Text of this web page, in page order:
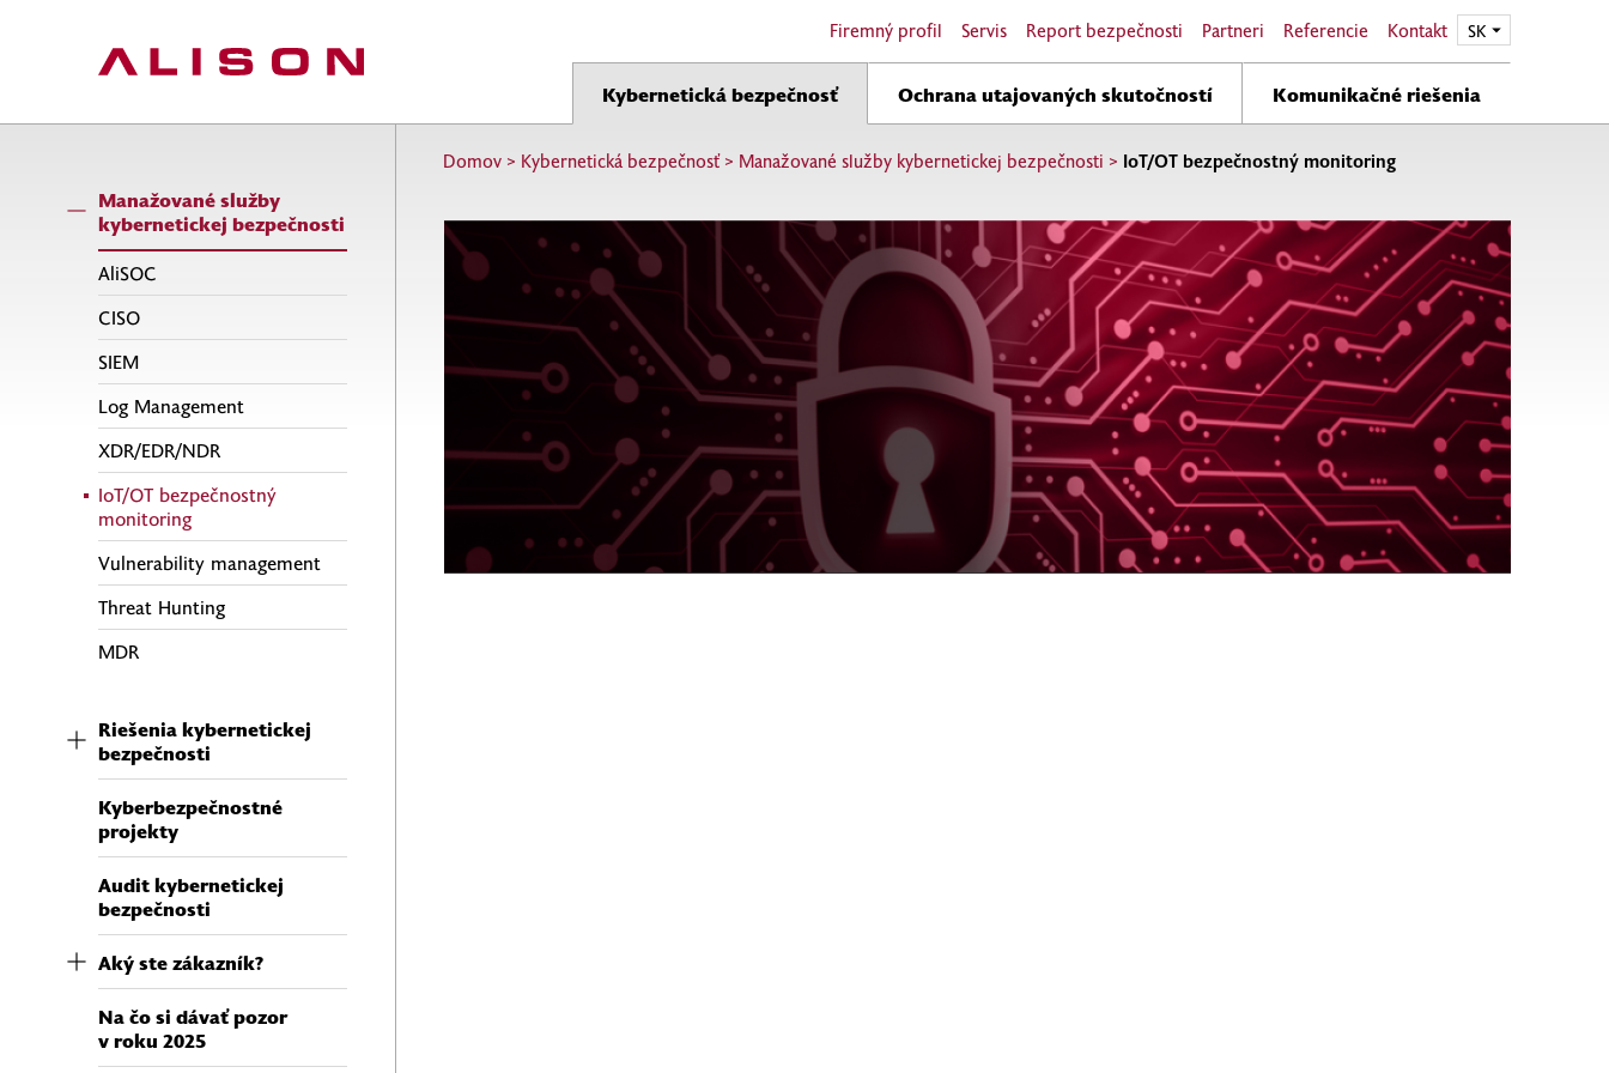
Firemný profil Servis Report bezpečnosti Partneri Referencie Kontakt SK
EN
Kybernetická bezpečnosť Ochrana utajovaných skutočností Komunikačné riešenia
Domov > Kybernetická bezpečnosť> Manažované služby kybernetickej bezpečnosti > IoT/OT bezpečnostný monitoring
Manažované služby
kybernetickej bezpečnosti
AliSOC
CISO
SIEM
Log Management
XDR/EDR/NDR
IoT/OT bezpečnostný
monitoring
Vulnerability management
Threat Hunting
MDR
Riešenia kybernetickej
bezpečnosti
Kyberbezpečnostné
projekty
Audit kybernetickej
bezpečnosti
Aký ste zákazník?
Na čo si dávať pozor
v roku 2025